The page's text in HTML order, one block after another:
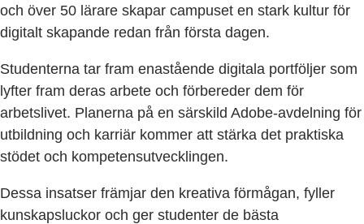
och över 50 lärare skapar campuset en stark kultur för
digitalt skapande redan från första dagen.
Studenterna tar fram enastående digitala portföljer som
lyfter fram deras arbete och förbereder dem för
arbetslivet. Planerna på en särskild Adobe-avdelning för
utbildning och karriär kommer att stärka det praktiska
stödet och kompetensutvecklingen.
Dessa insatser främjar den kreativa förmågan, fyller
kunskapsluckor och ger studenter de bästa